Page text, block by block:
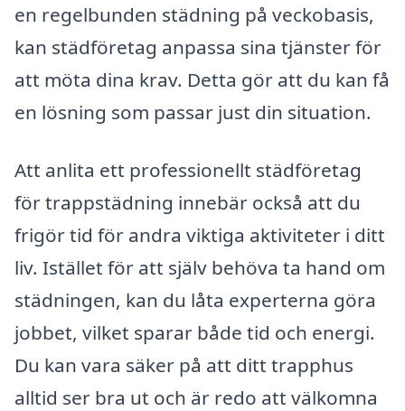
en regelbunden städning på veckobasis,
kan städföretag anpassa sina tjänster för
att möta dina krav. Detta gör att du kan få
en lösning som passar just din situation.
Att anlita ett professionellt städföretag
för trappstädning innebär också att du
frigör tid för andra viktiga aktiviteter i ditt
liv. Istället för att själv behöva ta hand om
städningen, kan du låta experterna göra
jobbet, vilket sparar både tid och energi.
Du kan vara säker på att ditt trapphus
alltid ser bra ut och är redo att välkomna